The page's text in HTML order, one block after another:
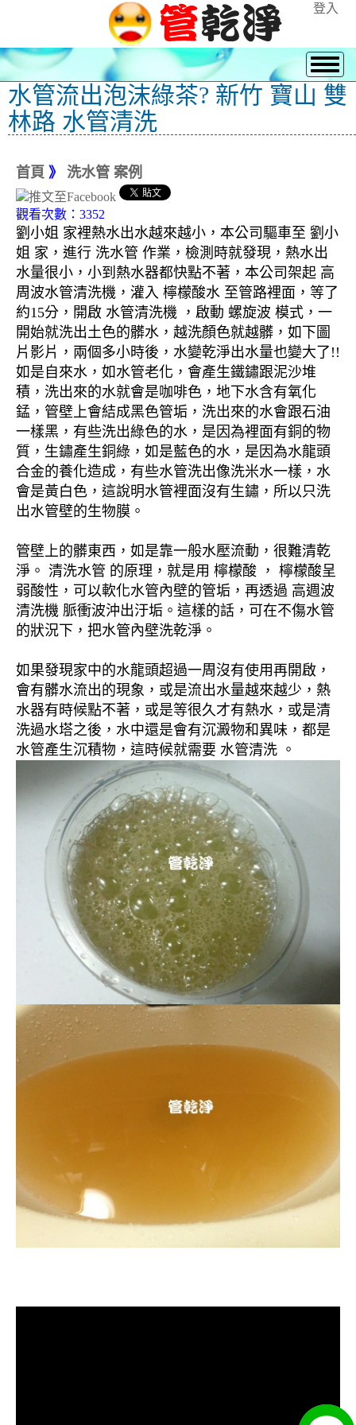
登入
水管流出泡沫綠茶? 新竹 寶山 雙
林路 水管清洗
首頁 》 洗水管 案例
觀看次數：3352
劉小姐 家裡熱水出水越來越小，本公司驅車至 劉小
姐 家，進行 洗水管 作業，檢測時就發現，熱水出
水量很小，小到熱水器都快點不著，本公司架起 高
周波水管清洗機，灌入 檸檬酸水 至管路裡面，等了
約15分，開啟 水管清洗機 ，啟動 螺旋波 模式，一
開始就洗出土色的髒水，越洗顏色就越髒，如下圖
片影片，兩個多小時後，水變乾淨出水量也變大了!!
如是自來水，如水管老化，會產生鐵鏽跟泥沙堆
積，洗出來的水就會是咖啡色，地下水含有氧化
錳，管壁上會結成黑色管垢，洗出來的水會跟石油
一樣黑，有些洗出綠色的水，是因為裡面有銅的物
質，生鏽產生銅綠，如是藍色的水，是因為水龍頭
合金的養化造成，有些水管洗出像洗米水一樣，水
會是黃白色，這說明水管裡面沒有生鏽，所以只洗
出水管壁的生物膜。
管壁上的髒東西，如是靠一般水壓流動，很難清乾
淨。 清洗水管 的原理，就是用 檸檬酸 ， 檸檬酸呈
弱酸性，可以軟化水管內壁的管垢，再透過 高週波
清洗機 脈衝波沖出汙垢。這樣的話，可在不傷水管
的狀況下，把水管內壁洗乾淨。
如果發現家中的水龍頭超過一周沒有使用再開啟，
會有髒水流出的現象，或是流出水量越來越少，熱
水器有時候點不著，或是等很久才有熱水，或是清
洗過水塔之後，水中還是會有沉澱物和異味，都是
水管產生沉積物，這時候就需要 水管清洗 。